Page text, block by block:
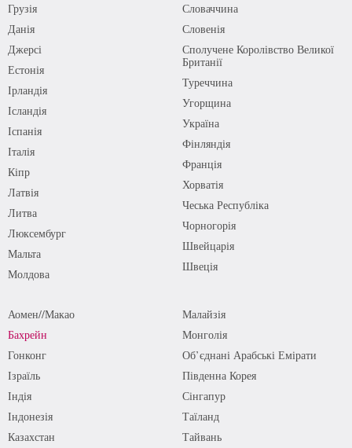
Грузія
Данія
Джерсі
Естонія
Ірландія
Ісландія
Іспанія
Італія
Кіпр
Латвія
Литва
Люксембург
Мальта
Молдова
Словаччина
Словенія
Сполучене Королівство Великої
Британії
Туреччина
Угорщина
Україна
Фінляндія
Франція
Хорватія
Чеська Республіка
Чорногорія
Швейцарія
Швеція
Аомен//Макао
Бахрейн
Гонконг
Ізраїль
Індія
Індонезія
Казахстан
Малайзія
Монголія
Об’єднані Арабські Емірати
Південна Корея
Сінгапур
Таїланд
Тайвань